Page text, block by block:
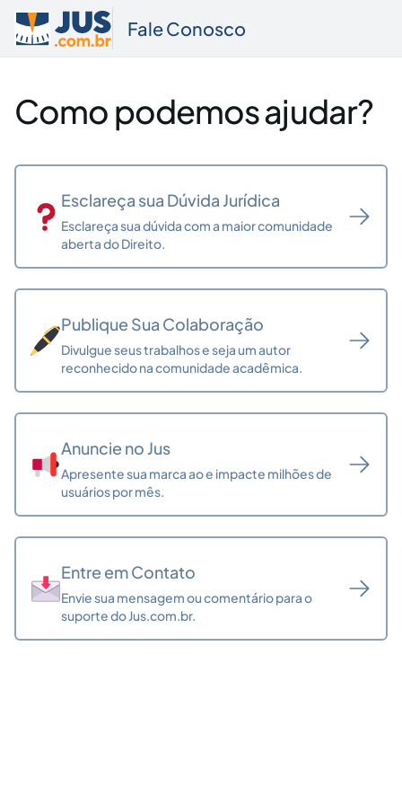
Fale Conosco
Como podemos ajudar?
Esclareça sua Dúvida Jurídica
Esclareça sua dúvida com a maior comunidade
aberta do Direito.
Publique Sua Colaboração
Divulgue seus trabalhos e seja um autor
reconhecido na comunidade acadêmica.
Anuncie no Jus
Apresente sua marca ao e impacte milhões de
usuários por mês.
Entre em Contato
Envie sua mensagem ou comentário para o
suporte do Jus.com.br.
Nome
Assunto
Sua mensagem foi enviada!